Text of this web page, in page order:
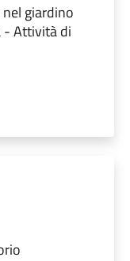
giardino
- Attività di